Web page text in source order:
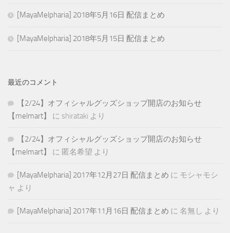
[MayaMelpharia] 2018年5月16日 配信まとめ
[MayaMelpharia] 2018年5月15日 配信まとめ
最近のコメント
【2/24】オフィシャルグッズショップ開店のお知らせ
【melmart】
に shirataki より
【2/24】オフィシャルグッズショップ開店のお知らせ
【melmart】
に 匿名希望 より
[MayaMelpharia] 2017年12月27日 配信まとめ に モシャモシ
ャ より
[MayaMelpharia] 2017年11月16日 配信まとめ に 名無し より